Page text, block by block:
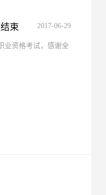
2017-06-29
束
业资格考试，感谢全